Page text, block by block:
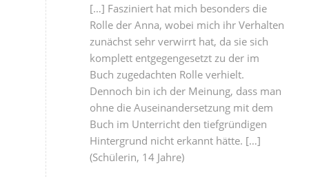
[…] Fasziniert hat mich besonders die
Rolle der Anna, wobei mich ihr Verhalten
zunächst sehr verwirrt hat, da sie sich
komplett entgegengesetzt zu der im
Buch zugedachten Rolle verhielt.
Dennoch bin ich der Meinung, dass man
ohne die Auseinandersetzung mit dem
Buch im Unterricht den tiefgründigen
Hintergrund nicht erkannt hätte. […]
(Schülerin, 14 Jahre)